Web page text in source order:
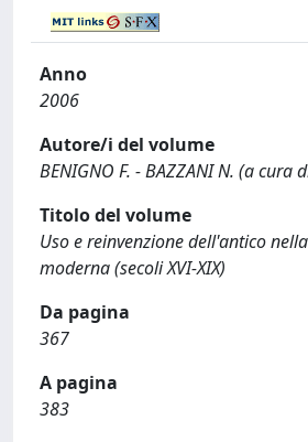
Anno
2006
Autore/i del volume
BENIGNO F. - BAZZANI N. (a cura
Titolo del volume
Uso e reinvenzione dell'antico
moderna (secoli XVI-XIX)
Da pagina
367
A pagina
383